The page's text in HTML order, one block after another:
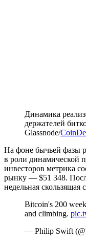
Динамика
держателей
Glassnode/
На фоне бычьей фазы
в роли динамической
инвесторов метрика
рынку — $51 348.
недельная скользящая
Bitcoin's 200
and climbing.
— Philip Swift